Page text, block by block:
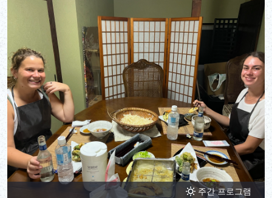
ภาษาไทย
DEUTSCH
ITALIANO
ESPAÑOL
FRANÇAIS
주간 프로그램